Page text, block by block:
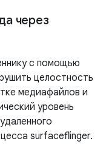
через
с помощью
целостность
медиафайлов и
уровень
surfaceflinger.